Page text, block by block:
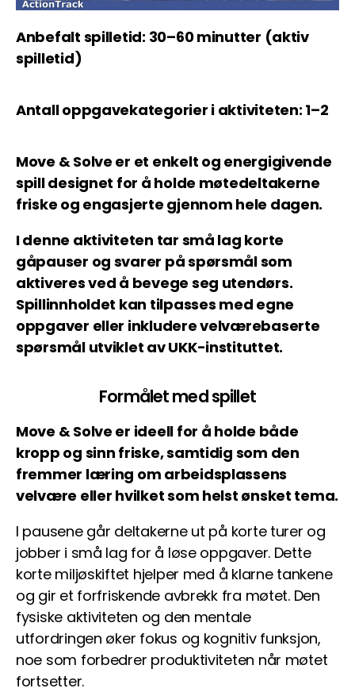
Anbefalt spilletid: 30–60 minutter (aktiv
spilletid)
Antall oppgavekategorier i aktiviteten: 1–2
Move & Solve er et enkelt og energigivende
spill designet for å holde møtedeltakerne
friske og engasjerte gjennom hele dagen.
I denne aktiviteten tar små lag korte
gåpauser og svarer på spørsmål som
aktiveres ved å bevege seg utendørs.
Spillinnholdet kan tilpasses med egne
oppgaver eller inkludere velværebaserte
spørsmål utviklet av UKK-instituttet.
Formålet med spillet
Move & Solve er ideell for å holde både
kropp og sinn friske, samtidig som den
fremmer læring om arbeidsplassens
velvære eller hvilket som helst ønsket tema.
I pausene går deltakerne ut på korte turer og
jobber i små lag for å løse oppgaver. Dette
korte miljøskiftet hjelper med å klarne tankene
og gir et forfriskende avbrekk fra møtet. Den
fysiske aktiviteten og den mentale
utfordringen øker fokus og kognitiv funksjon,
noe som forbedrer produktiviteten når møtet
fortsetter.